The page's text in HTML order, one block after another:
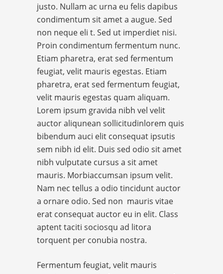
justo. Nullam ac urna eu felis dapibus
condimentum sit amet a augue. Sed
non neque eli t. Sed ut imperdiet nisi.
Proin condimentum fermentum nunc.
Etiam pharetra, erat sed fermentum
feugiat, velit mauris egestas. Etiam
pharetra, erat sed fermentum feugiat,
velit mauris egestas quam aliquam.
Lorem ipsum gravida nibh vel velit
auctor aliqunean sollicitudinlorem quis
bibendum auci elit consequat ipsutis
sem nibh id elit. Duis sed odio sit amet
nibh vulputate cursus a sit amet
mauris. Morbiaccumsan ipsum velit.
Nam nec tellus a odio tincidunt auctor
a ornare odio. Sed non mauris vitae
erat consequat auctor eu in elit. Class
aptent taciti sociosqu ad litora
torquent per conubia nostra.
Fermentum feugiat, velit mauris